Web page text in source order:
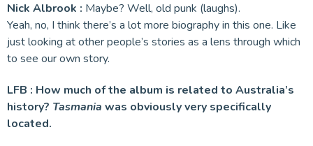
Nick Albrook : Maybe? Well, old punk (laughs).
Yeah, no, I think there’s a lot more biography in this one. Like
just looking at other people’s stories as a lens through which
to see our own story.
LFB : How much of the album is related to Australia’s
history? Tasmania was obviously very specifically
located.